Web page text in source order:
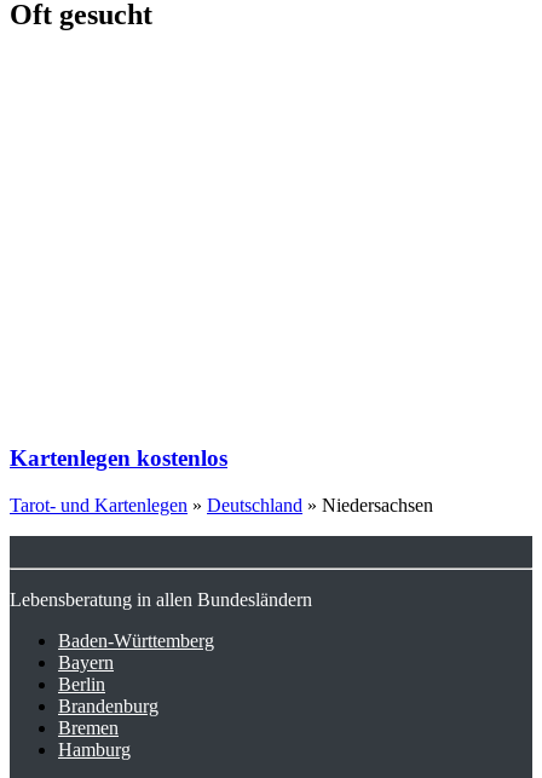
Oft gesucht
Kartenlegen kostenlos
Tarot- und Kartenlegen » Deutschland » Niedersachsen
Lebensberatung in allen Bundesländern
Baden-Württemberg
Bayern
Berlin
Brandenburg
Bremen
Hamburg